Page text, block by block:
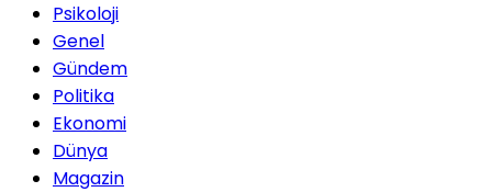
Psikoloji
Genel
Gündem
Politika
Ekonomi
Dünya
Magazin